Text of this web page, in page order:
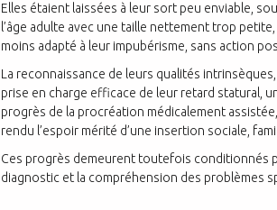
Elles étaient laissées à leur sort peu enviable,
l’âge adulte avec une taille nettement trop
moins adapté à leur impubérisme, sans action
La reconnaissance de leurs qualités
prise en charge efficace de leur retard statural,
progrès de la procréation médicalement
rendu l’espoir mérité d’une insertion sociale,
Ces progrès demeurent toutefois conditionnés
diagnostic et la compréhension des problèmes